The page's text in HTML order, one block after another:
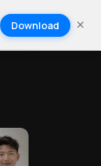
Download